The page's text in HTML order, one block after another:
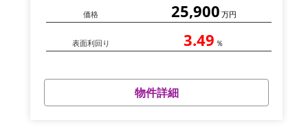
価格 25,900 万円
表面利回り 3.49 ％
物件詳細